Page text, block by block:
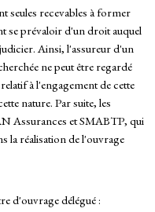
seules recevables à former
se prévaloir d'un droit auquel
Ainsi, l'assureur d'un
ne peut être regardé
à l'engagement de cette
nature. Par suite, les
Assurances et SMABTP, qui
la réalisation de l'ouvrage
d'ouvrage délégué :